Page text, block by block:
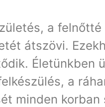
a
átszövi.
Életünkben
a
minden